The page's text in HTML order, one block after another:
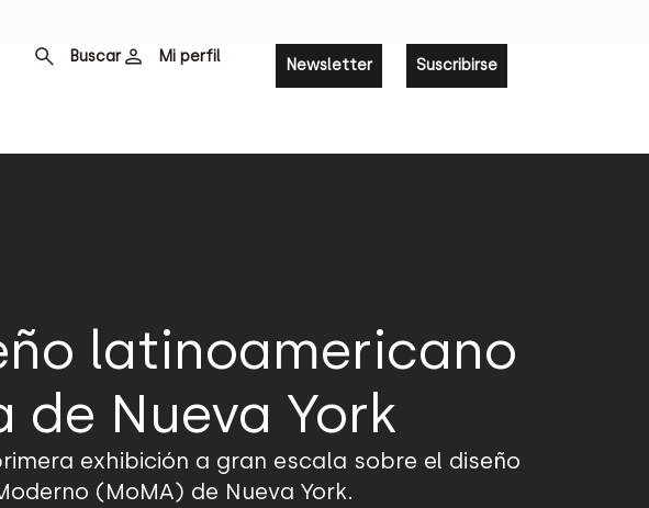
Buscar Mi perfil Newsletter Suscribirse
latinoamericano
Nueva York
exhibición a gran escala sobre el diseño
(MoMA) de Nueva York.